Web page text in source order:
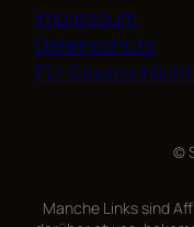
Impressum
Datenschutz
EU-
©
Manche Links sind